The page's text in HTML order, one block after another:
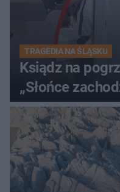
TRAGEDIA NA ŚLĄSKU
Ksiądz na
„Słońce